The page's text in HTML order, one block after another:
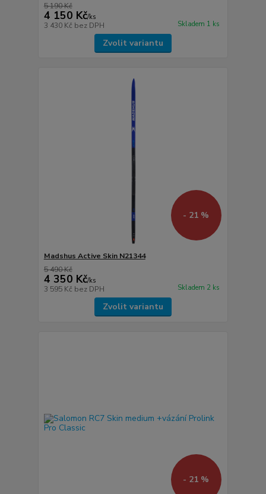
5 190 Kč
4 150 Kč/ks
3 430 Kč bez DPH Skladem 1 ks
Zvolit variantu
- 21 %
Madshus Active Skin N21344
5 490 Kč
4 350 Kč/ks
3 595 Kč bez DPH Skladem 2 ks
Zvolit variantu
- 21 %